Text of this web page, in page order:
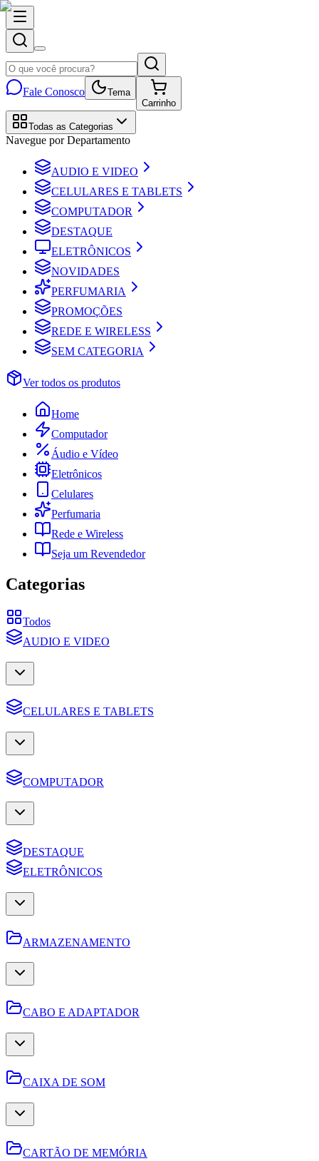
Fale Conosco
Tema
Carrinho
Todas as Categorias
Navegue por Departamento
AUDIO E VIDEO
CELULARES E TABLETS
COMPUTADOR
DESTAQUE
ELETRÔNICOS
NOVIDADES
PERFUMARIA
PROMOÇÕES
REDE E WIRELESS
SEM CATEGORIA
Ver todos os produtos
Home
Computador
Áudio e Vídeo
Eletrônicos
Celulares
Perfumaria
Rede e Wireless
Seja um Revendedor
Categorias
Todos
AUDIO E VIDEO
CELULARES E TABLETS
COMPUTADOR
DESTAQUE
ELETRÔNICOS
ARMAZENAMENTO
CABO E ADAPTADOR
CAIXA DE SOM
CARTÃO DE MEMÓRIA